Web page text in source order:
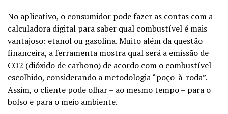
No aplicativo, o consumidor pode fazer as contas com a
calculadora digital para saber qual combustível é mais
vantajoso: etanol ou gasolina. Muito além da questão
financeira, a ferramenta mostra qual será a emissão de
CO2 (dióxido de carbono) de acordo com o combustível
escolhido, considerando a metodologia “poço-à-roda”.
Assim, o cliente pode olhar – ao mesmo tempo – para o
bolso e para o meio ambiente.